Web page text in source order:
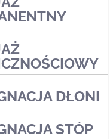
DŁONI
medyczne STÓP